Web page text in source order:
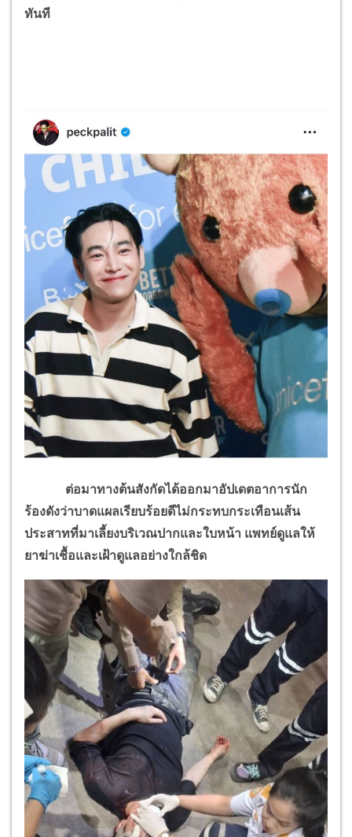
ทันที
ต่อมาทางต้นสังกัดได้ออกมาอัปเดตอาการนัก
ร้องดังว่าบาดแผลเรียบร้อยดีไม่กระทบกระเทือนเส้น
ประสาทที่มาเลี้ยงบริเวณปากและใบหน้า แพทย์ดูแลให้
ยาฆ่าเชื้อและเฝ้าดูแลอย่างใกล้ชิด